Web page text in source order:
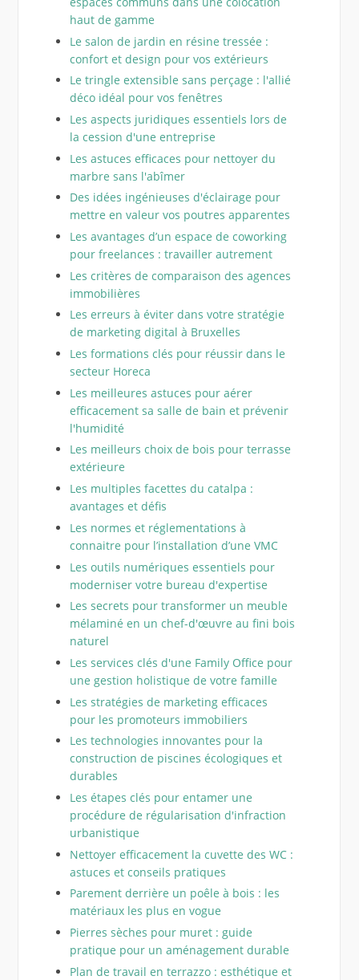
haut de gamme
Le salon de jardin en résine tressée :
confort et design pour vos extérieurs
Le tringle extensible sans perçage : l'allié
déco idéal pour vos fenêtres
Les aspects juridiques essentiels lors de
la cession d'une entreprise
Les astuces efficaces pour nettoyer du
marbre sans l'abîmer
Des idées ingénieuses d'éclairage pour
mettre en valeur vos poutres apparentes
Les avantages d’un espace de coworking
pour freelances : travailler autrement
Les critères de comparaison des agences
immobilières
Les erreurs à éviter dans votre stratégie
de marketing digital à Bruxelles
Les formations clés pour réussir dans le
secteur Horeca
Les meilleures astuces pour aérer
efficacement sa salle de bain et prévenir
l'humidité
Les meilleurs choix de bois pour terrasse
extérieure
Les multiples facettes du catalpa :
avantages et défis
Les normes et réglementations à
connaitre pour l’installation d’une VMC
Les outils numériques essentiels pour
moderniser votre bureau d'expertise
Les secrets pour transformer un meuble
mélaminé en un chef-d'œuvre au fini bois
naturel
Les services clés d'une Family Office pour
une gestion holistique de votre famille
Les stratégies de marketing efficaces
pour les promoteurs immobiliers
Les technologies innovantes pour la
construction de piscines écologiques et
durables
Les étapes clés pour entamer une
procédure de régularisation d'infraction
urbanistique
Nettoyer efficacement la cuvette des WC :
astuces et conseils pratiques
Parement derrière un poêle à bois : les
matériaux les plus en vogue
Pierres sèches pour muret : guide
pratique pour un aménagement durable
Plan de travail en terrazzo : esthétique et